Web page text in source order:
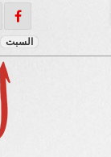
السبت